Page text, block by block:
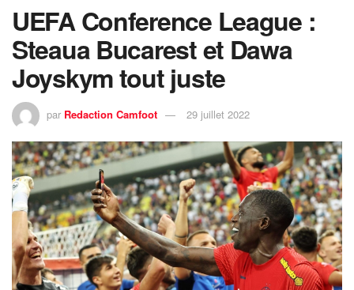
UEFA Conference League :
Steaua Bucarest et Dawa
Joyskym tout juste
par Redaction Camfoot 29 juillet 2022